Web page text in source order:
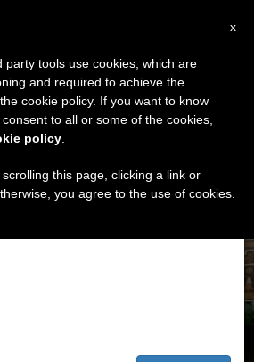
Tagged ‘mirada
×
7 de agosto haremos la pausa
que en el periodo de verano
informaciones y también el
x
party tools use cookies, which are
and required to achieve the
cookie policy. If you want to know
to all or some of the cookies,
policy
this page, clicking a link or
you agree to the use of cookies.